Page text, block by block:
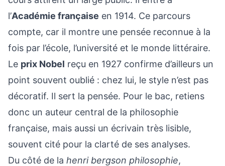
l’Académie française en 1914. Ce parcours
compte, car il montre une pensée reconnue à la
fois par l’école, l’université et le monde littéraire.
Le prix Nobel reçu en 1927 confirme d’ailleurs un
point souvent oublié : chez lui, le style n’est pas
décoratif. Il sert la pensée. Pour le bac, retiens
donc un auteur central de la philosophie
française, mais aussi un écrivain très lisible,
souvent cité pour la clarté de ses analyses.
Du côté de la henri bergson philosophie,